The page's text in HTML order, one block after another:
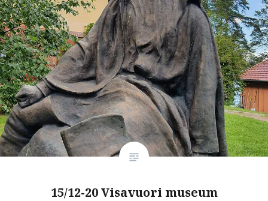
15/12-20 Visavuori museum